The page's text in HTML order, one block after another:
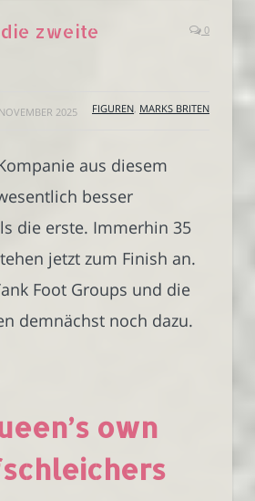
zweite
0
2025 FIGUREN MARKS BRITEN
aus diesem
besser
die erste. Immerhin 35
jetzt zum Finish an.
Foot Groups und die
demnächst noch dazu.
own